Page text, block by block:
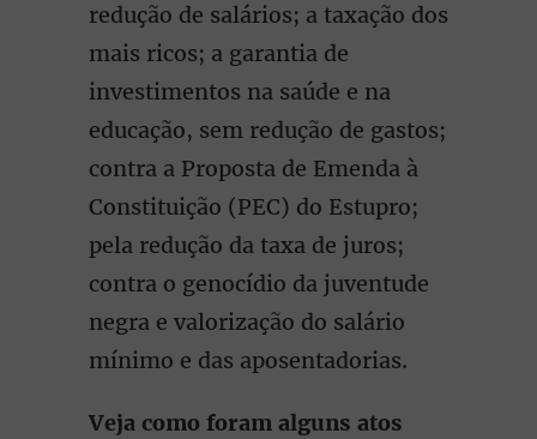
redução de salários; a taxação dos
mais ricos; a garantia de
investimentos na saúde e na
educação, sem redução de gastos;
contra a Proposta de Emenda à
Constituição (PEC) do Estupro;
pela redução da taxa de juros;
contra o genocídio da juventude
negra e valorização do salário
mínimo e das aposentadorias.
Veja como foram alguns atos